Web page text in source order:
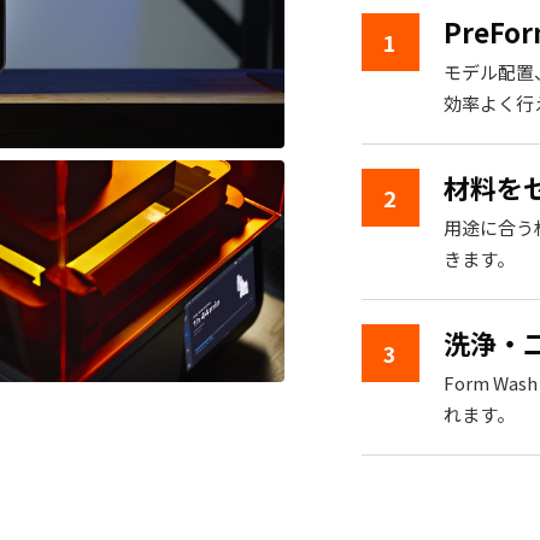
1
モデル配
効率よく行
2 材料を
用途に合
きます。
3 洗浄・
Form
れます。